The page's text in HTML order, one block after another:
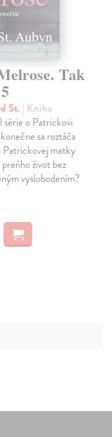
Tak
St. | Kniha
série o Patrickovi
sa roztáča
Patrickovej matky
život bez
vyslobodením?